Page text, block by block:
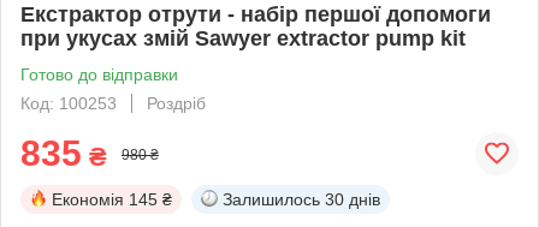
Екстрактор отрути - набір першої допомоги
при укусах змій Sawyer extractor pump kit
Готово до відправки
Код: 100253
Роздріб
835 ₴ 980 ₴
Економія 145 ₴ Залишилось 30 днів